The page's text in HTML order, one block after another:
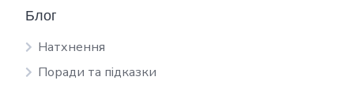
Блог
Натхнення
Поради та підказки